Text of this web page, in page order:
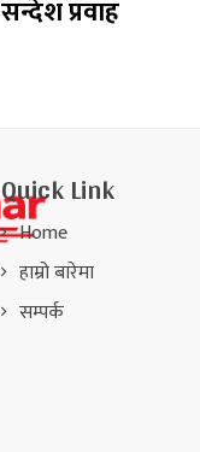
सन्देश प्रवाह
Quick Link
Home
हाम्रो बारेमा
सम्पर्क